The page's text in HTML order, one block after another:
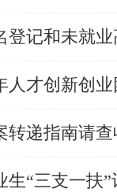
登记和未就
人才创新创
转递指南请查
生“三支一